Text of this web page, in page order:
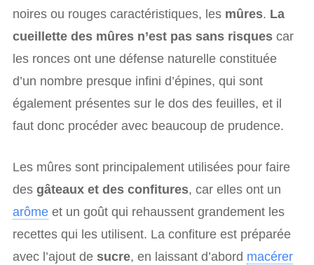
noires ou rouges caractéristiques, les mûres. La
cueillette des mûres n’est pas sans risques car
les ronces ont une défense naturelle constituée
d’un nombre presque infini d’épines, qui sont
également présentes sur le dos des feuilles, et il
faut donc procéder avec beaucoup de prudence.
Les mûres sont principalement utilisées pour faire
des gâteaux et des confitures, car elles ont un
arôme et un goût qui rehaussent grandement les
recettes qui les utilisent. La confiture est préparée
avec l’ajout de sucre, en laissant d’abord macérer